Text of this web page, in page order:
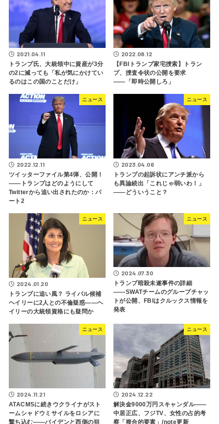
2021.04.11
トランプ氏、大統領中に資産が3分
の2に減っても「私が気にかけてい
るのはこの国のことだけ」
2022.08.12
【FBIトランプ家宅捜索】トラン
プ、捜査令状の公開を要求
――「即時公開しろ」
ニュース
2022.12.11
ツイッターファイル第4弾、公開！
――トランプはどのようにして
Twitterから追い出されたのか：パ
ート2
ニュース
2023.04.06
トランプの起訴状にアンチ派から
も異論続出「これじゃ弱いわ！」
――どういうこと？
ニュース
2024.01.20
トランプに追い風？ ライバル候補
ヘイリーに2人との不倫疑惑――ヘ
イリーの大統領資格にも疑問か
ニュース
2024.07.30
トランプ暗殺未遂事件の詳細
――SWATチームのグループチャッ
トが公開、FBIはクルックス情報を
発表
ニュース
2024.11.21
ATACMSに続きウクライナがスト
ームシャドウミサイルをロシアに
撃ち込む――バイデンと西側の狙
ニュース
2024.12.22
解決金9000万円スキャンダル――
中居正広、フジTV、女性の占的考
察「複合的要素」/note更新